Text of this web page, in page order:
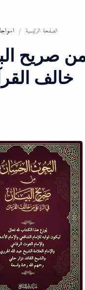
الصفحة الرئيسية اسواجا
صريح
خالف